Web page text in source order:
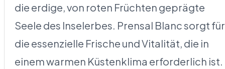
die erdige, von roten Früchten geprägte
Seele des Inselerbes. Prensal Blanc sorgt für
die essenzielle Frische und Vitalität, die in
einem warmen Küstenklima erforderlich ist.